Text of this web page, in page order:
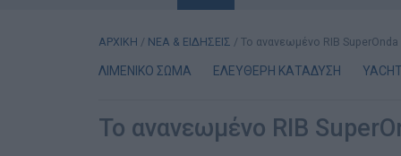
ΑΡΧΙΚΗ / ΝΕΑ & ΕΙΔΗΣΕΙΣ / Το ανανεωμένο RIB
ΛΙΜΕΝΙΚΟ ΣΩΜΑ ΕΛΕΥΘΕΡΗ ΚΑΤΑΔΥΣΗ
Το ανανεωμένο RIB